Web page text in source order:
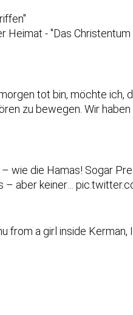
- "Das
tot bin, möchte
zu bewegen. Wir
wie die Hamas! Sogar
– aber keiner…
from a girl inside Kerman,